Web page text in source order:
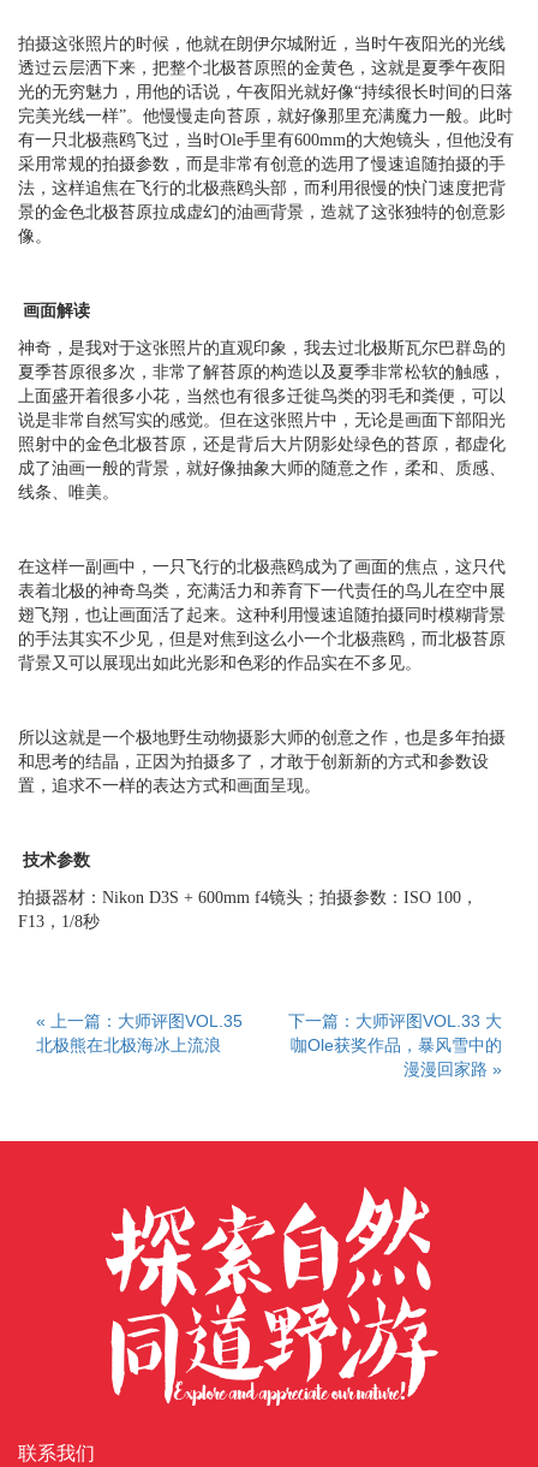
拍摄这张照片的时候，他就在朗伊尔城附近，当时午夜阳光的光线
透过云层洒下来，把整个北极苔原照的金黄色，这就是夏季午夜阳
光的无穷魅力，用他的话说，午夜阳光就好像“持续很长时间的日落
完美光线一样”。他慢慢走向苔原，就好像那里充满魔力一般。此时
有一只北极燕鸥飞过，当时Ole手里有600mm的大炮镜头，但他没有
采用常规的拍摄参数，而是非常有创意的选用了慢速追随拍摄的手
法，这样追焦在飞行的北极燕鸥头部，而利用很慢的快门速度把背
景的金色北极苔原拉成虚幻的油画背景，造就了这张独特的创意影
像。
画面解读
神奇，是我对于这张照片的直观印象，我去过北极斯瓦尔巴群岛的
夏季苔原很多次，非常了解苔原的构造以及夏季非常松软的触感，
上面盛开着很多小花，当然也有很多迁徙鸟类的羽毛和粪便，可以
说是非常自然写实的感觉。但在这张照片中，无论是画面下部阳光
照射中的金色北极苔原，还是背后大片阴影处绿色的苔原，都虚化
成了油画一般的背景，就好像抽象大师的随意之作，柔和、质感、
线条、唯美。
在这样一副画中，一只飞行的北极燕鸥成为了画面的焦点，这只代
表着北极的神奇鸟类，充满活力和养育下一代责任的鸟儿在空中展
翅飞翔，也让画面活了起来。这种利用慢速追随拍摄同时模糊背景
的手法其实不少见，但是对焦到这么小一个北极燕鸥，而北极苔原
背景又可以展现出如此光影和色彩的作品实在不多见。
所以这就是一个极地野生动物摄影大师的创意之作，也是多年拍摄
和思考的结晶，正因为拍摄多了，才敢于创新新的方式和参数设
置，追求不一样的表达方式和画面呈现。
技术参数
拍摄器材：Nikon D3S + 600mm f4镜头；拍摄参数：ISO 100，
F13，1/8秒
« 上一篇：大师评图VOL.35
北极熊在北极海冰上流浪
下一篇：大师评图VOL.33 大
咖Ole获奖作品，暴风雪中的
漫漫回家路 »
联系我们